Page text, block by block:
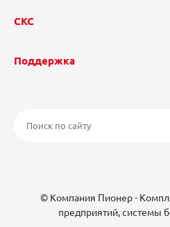
СКС
Поддержка
© Компания Пионер -
предприятий, системы